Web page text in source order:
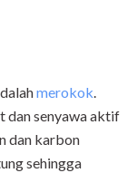
merokok.
dan senyawa aktif
dan karbon
sehingga